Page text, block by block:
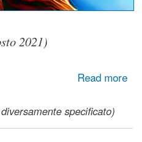
2021)
Read more
presente
specificato)